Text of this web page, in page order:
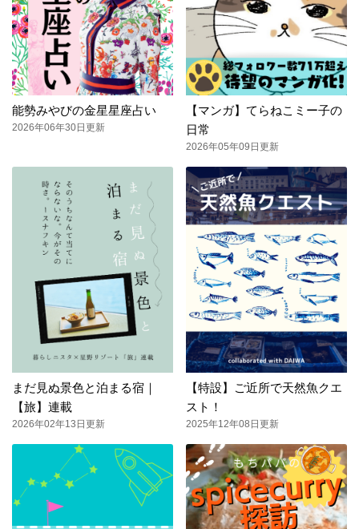
能勢みやびの金星星座占い
2026年06年30日更新
【マンガ】てらねこミー子の
日常
2026年05年09日更新
まだ見ぬ景色と泊まる宿｜
【旅】連載
2026年02年13日更新
【特設】ご近所で天然魚クエ
スト！
2025年12年08日更新